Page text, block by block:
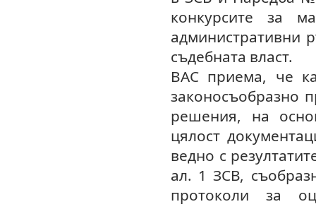
конкурсите за
административни
съдебната власт.
ВАС приема, че
законосъобразно
решения, на
цялост
ведно с
ал. 1 ЗСВ,
протоколи за